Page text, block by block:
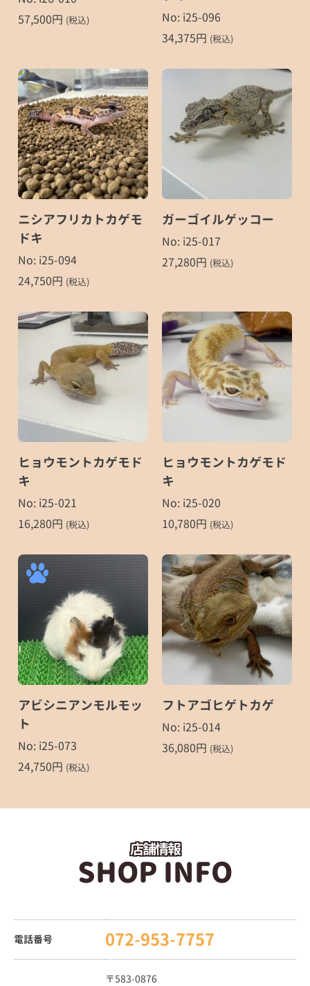
57,500円 (税込)
No: i25-096
34,375円 (税込)
ニシアフリカトカゲモ
ドキ
No: i25-094
24,750円 (税込)
ガーゴイルゲッコー
No: i25-017
27,280円 (税込)
ヒョウモントカゲモド
キ
No: i25-021
16,280円 (税込)
ヒョウモントカゲモド
キ
No: i25-020
10,780円 (税込)
アビシニアンモルモッ
ト
No: i25-073
24,750円 (税込)
フトアゴヒゲトカゲ
No: i25-014
36,080円 (税込)
店舗情報
SHOP INFO
電話番号 072-953-7757
〒583-0876